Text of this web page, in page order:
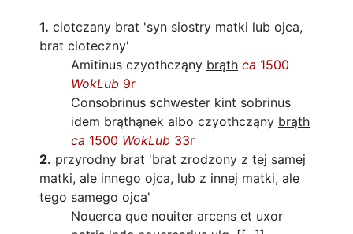
1. ciotczany brat 'syn siostry matki lub ojca,
brat cioteczny'
Amitinus czyothcząny brąth ca 1500
WokLub 9r
Consobrinus schwester kint sobrinus
idem brąthąnek albo czyothcząny brąth
ca 1500 WokLub 33r
2. przyrodny brat 'brat zrodzony z tej samej
matki, ale innego ojca, lub z innej matki, ale
tego samego ojca'
Nouerca que nouiter arcens et uxor